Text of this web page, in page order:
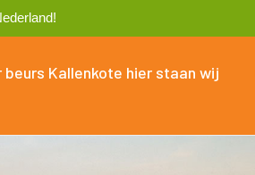
Kallenkote hier staan wij